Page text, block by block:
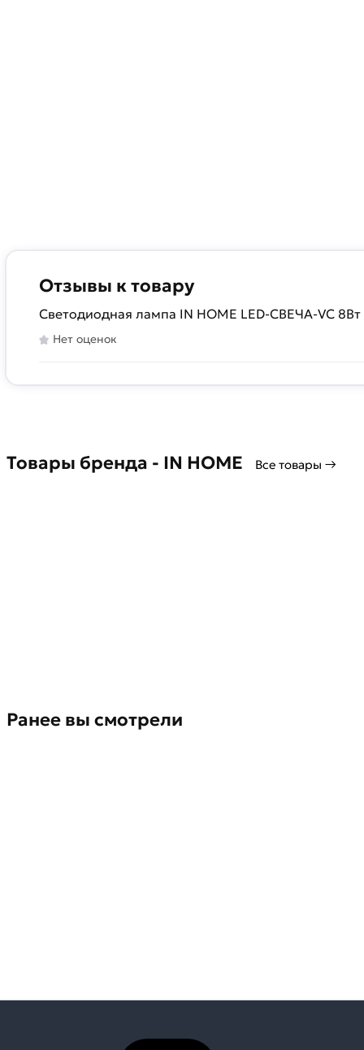
Отзывы к товару
Светодиодная лампа IN HOME LED-СВЕЧА-VC
Нет оценок
Товары бренда - IN HOME Все товары →
Ранее вы смотрели